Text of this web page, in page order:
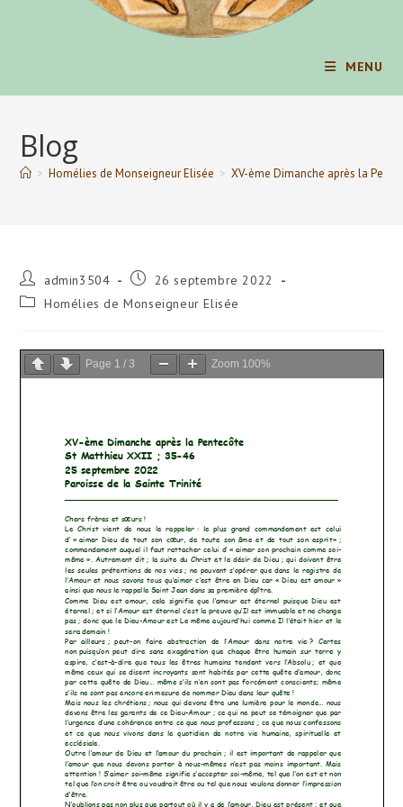
MENU
Blog
> Homélies de Monseigneur Elisée > XV-ème Dimanche après la
Auteur/autrice
de
la
admin3504
Publication
26 septembre 2022
Post Homélies de Monseigneur Elisée
Page 1 /3 Zoom 100%